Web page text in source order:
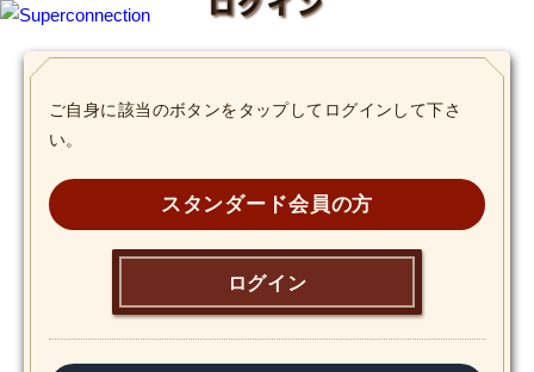
ご自身に該当のボタンをタップしてログインして下さ
い。
スタンダード会員の方
ログイン
INFO
SHIHO’s DIARY
STAFF DIARY
SHIHO’s VOICE